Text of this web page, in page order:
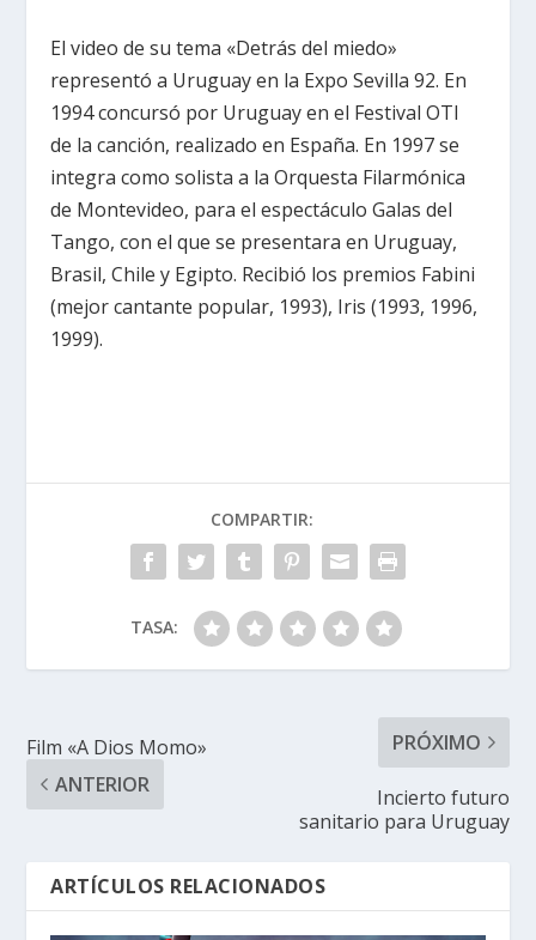
El video de su tema «Detrás del miedo»
representó a Uruguay en la Expo Sevilla 92. En
1994 concursó por Uruguay en el Festival OTI
de la canción, realizado en España. En 1997 se
integra como solista a la Orquesta Filarmónica
de Montevideo, para el espectáculo Galas del
Tango, con el que se presentara en Uruguay,
Brasil, Chile y Egipto. Recibió los premios Fabini
(mejor cantante popular, 1993), Iris (1993, 1996,
1999).
COMPARTIR:
TASA:
Film «A Dios Momo»
ANTERIOR
PRÓXIMO
Incierto futuro
sanitario para Uruguay
ARTÍCULOS RELACIONADOS